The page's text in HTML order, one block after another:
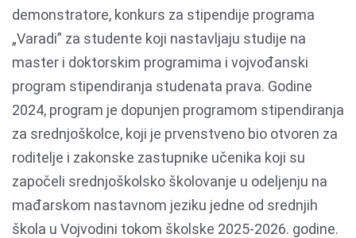
demonstratore, konkurs za stipendije programa
„Varadi” za studente koji nastavljaju studije na
master i doktorskim programima i vojvođanski
program stipendiranja studenata prava. Godine
2024, program je dopunjen programom stipendiranja
za srednjoškolce, koji je prvenstveno bio otvoren za
roditelje i zakonske zastupnike učenika koji su
započeli srednjoškolsko školovanje u odeljenju na
mađarskom nastavnom jeziku jedne od srednjih
škola u Vojvodini tokom školske 2025-2026. godine.